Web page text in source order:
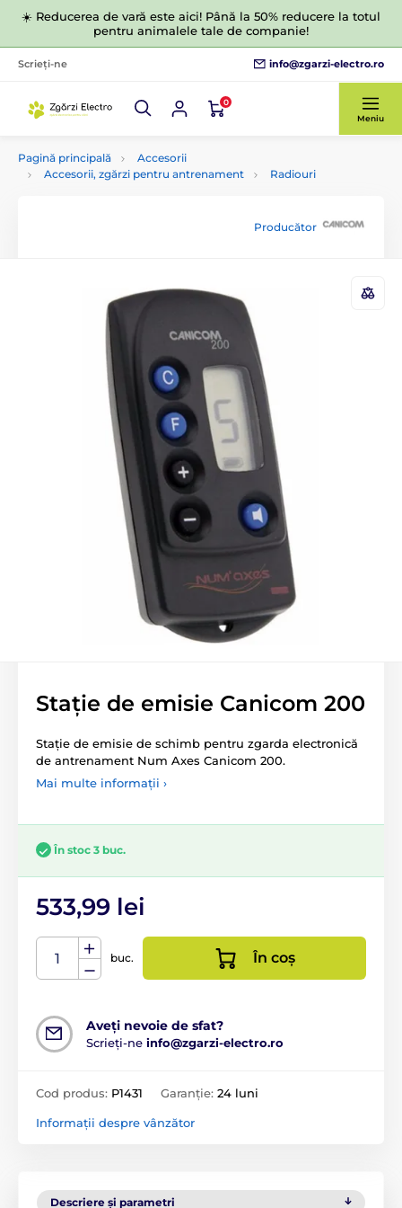
☀️ Reducerea de vară este aici! Până la 50% reducere la totul
pentru animalele tale de companie!
Scrieți-ne info@zgarzi-electro.ro
0
Meniu
Pagină principală
Accesorii
Accesorii, zgărzi pentru antrenament
Radiouri
Producător
Stație de emisie Canicom 200
Stație de emisie de schimb pentru zgarda electronică
de antrenament Num Axes Canicom 200.
Mai multe informații ›
În stoc 3 buc.
533,99 lei
buc. În coș
Aveți nevoie de sfat?
Scrieți-ne info@zgarzi-electro.ro
Cod produs: P1431 Garanție: 24 luni
Informații despre vânzător
Descriere și parametri